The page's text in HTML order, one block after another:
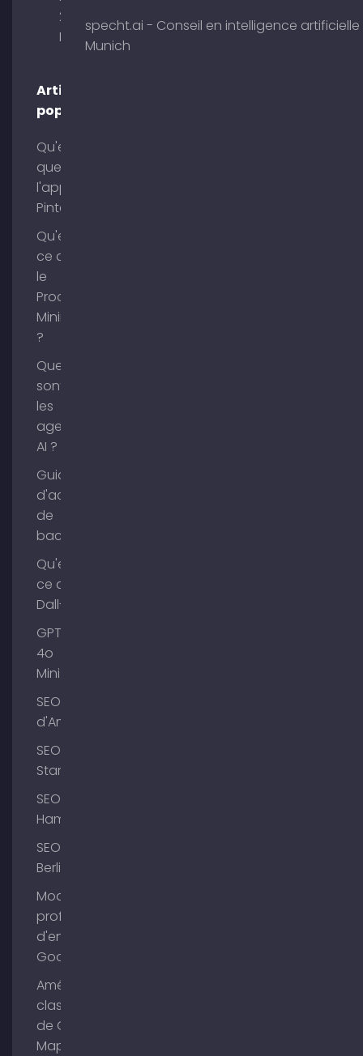
29 80333
Munich
Articles
populaires
Qu'est-ce
que
l'application
Pinterest ?
Qu'est-
ce que
le
Process
Mining
?
Que
sont
les
agents
AI ?
Guide
d'achat
de
backlinks
Qu'est-
ce que
Dall-E ?
GPT-
4o
Mini
SEO Lac
d'Ammer
SEO
Starnberg
SEO
Hambourg
SEO
Berlin
Modifier le
profil
d'entreprise
Google
Améliorer le
classement
de Google
Maps
specht.ai - Conseil en intelligence artificielle
Munich